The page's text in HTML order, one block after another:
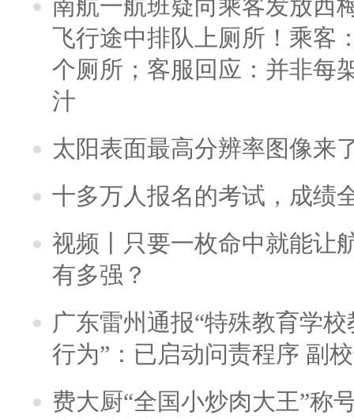
南航一航班疑向乘客发放西
飞行途中排队上厕所！乘客
个厕所；客服回应：并非每
汁
太阳表面最高分辨率图像来
十多万人报名的考试，成绩
视频丨只要一枚命中就能让
有多强？
广东雷州通报“特殊教育学
行为”：已启动问责程序 副
费大厨“全国小炒肉大王”称